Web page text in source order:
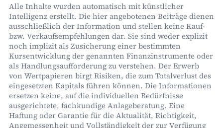
Alle Inhalte wurden automatisch mit künstlicher
Intelligenz erstellt. Die hier angebotenen Beiträge dienen
ausschließlich der Information und stellen keine Kauf-
bzw. Verkaufsempfehlungen dar. Sie sind weder explizit
noch implizit als Zusicherung einer bestimmten
Kursentwicklung der genannten Finanzinstrumente oder
als Handlungsaufforderung zu verstehen. Der Erwerb
von Wertpapieren birgt Risiken, die zum Totalverlust des
eingesetzten Kapitals führen können. Die Informationen
ersetzen keine, auf die individuellen Bedürfnisse
ausgerichtete, fachkundige Anlageberatung. Eine
Haftung oder Garantie für die Aktualität, Richtigkeit,
Angemessenheit und Vollständigkeit der zur Verfügung